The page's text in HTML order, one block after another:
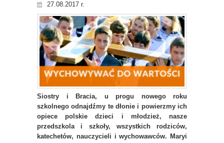
27.08.2017 r.
Siostry i Bracia, u progu nowego roku
szkolnego odnajdźmy te dłonie i powierzmy ich
opiece polskie dzieci i młodzież, nasze
przedszkola i szkoły, wszystkich rodziców,
katechetów, nauczycieli i wychowawców. Maryi